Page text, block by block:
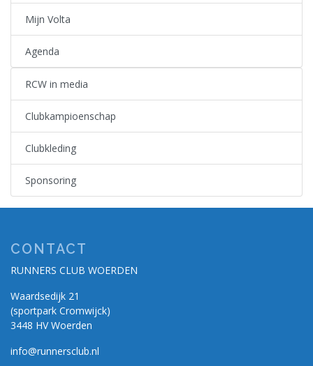
Mijn Volta
Agenda
RCW in media
Clubkampioenschap
Clubkleding
Sponsoring
CONTACT
RUNNERS CLUB WOERDEN
Waardsedijk 21
(sportpark Cromwijck)
3448 HV Woerden
info@runnersclub.nl